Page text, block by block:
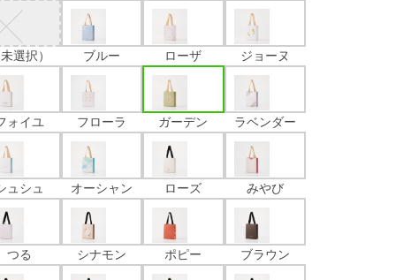
選択） ブルー ローザ ジョーヌ
ォイユ フローラ ガーデン ラベンダー
ュシュ オーシャン ローズ みやび
つる シナモン ポピー ブラウン